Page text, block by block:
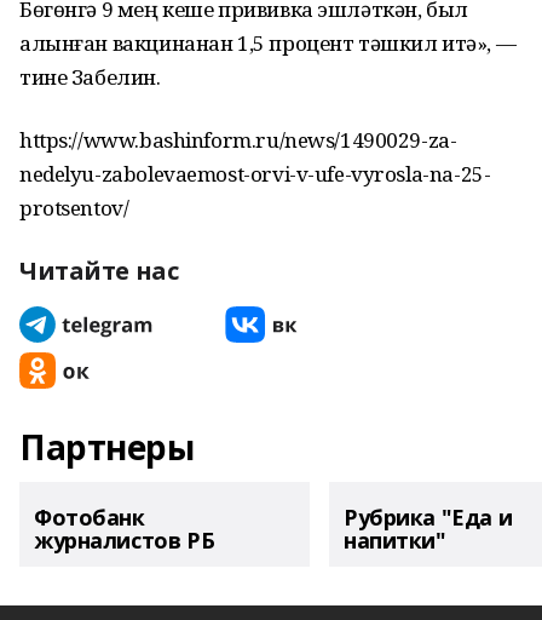
Бөгөнгә 9 мең кеше прививка эшләткән, был
алынған вакцинанан 1,5 процент тәшкил итә», —
тине Забелин.
https://www.bashinform.ru/news/1490029-za-
nedelyu-zabolevaemost-orvi-v-ufe-vyrosla-na-25-
protsentov/
Читайте нас
Партнеры
Фотобанк
журналистов РБ
Рубрика "Еда и
напитки"